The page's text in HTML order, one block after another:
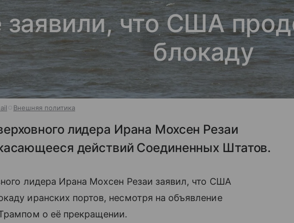
заявили, что США
блокаду
Внешняя политика
лидера Ирана Мохсен Резаи
действий Соединенных Штатов.
лидера Ирана Мохсен Резаи заявил, что США
иранских портов, несмотря на объявление
о её прекращении.